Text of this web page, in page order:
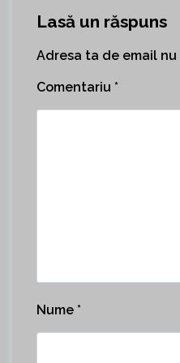
Lasă un răspuns
Adresa ta de email
Comentariu *
Nume *